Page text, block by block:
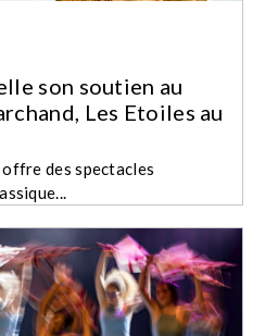
son soutien au
Les Etoiles au
des spectacles